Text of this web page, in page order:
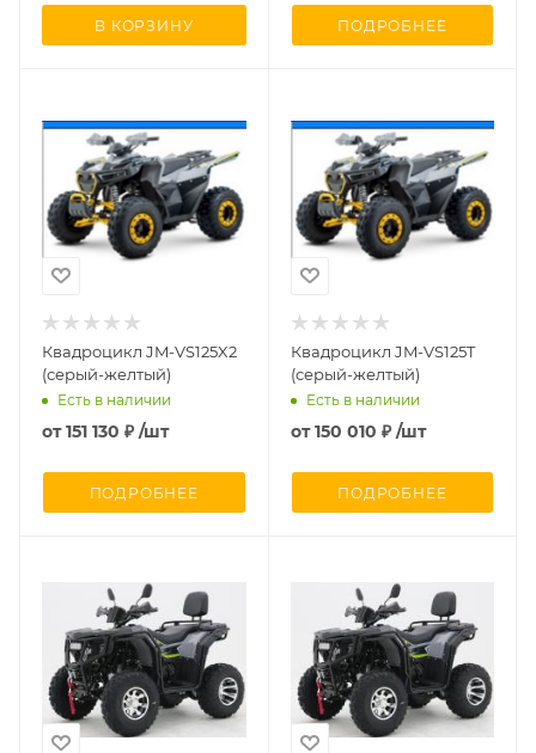
В КОРЗИНУ ПОДРОБНЕЕ
Квадроцикл JM-VS125X2
(серый-желтый)
Есть в наличии
от151 130 ₽ /шт
ПОДРОБНЕЕ
Квадроцикл JM-VS125T
(серый-желтый)
Есть в наличии
от150 010 ₽ /шт
ПОДРОБНЕЕ